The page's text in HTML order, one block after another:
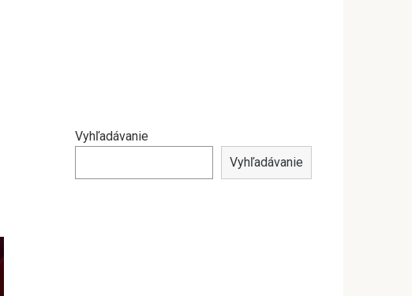
Vyhľadávanie
Vyhľadávanie